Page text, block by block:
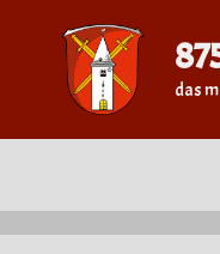
springen
das